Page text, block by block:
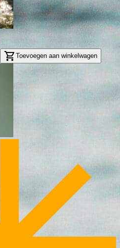
shopping_cart Toevoegen aan winkelwagen